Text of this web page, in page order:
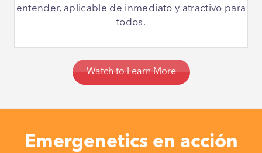
entender, aplicable de inmediato y atractivo para
todos.
Watch to Learn More
Emergenetics en acción